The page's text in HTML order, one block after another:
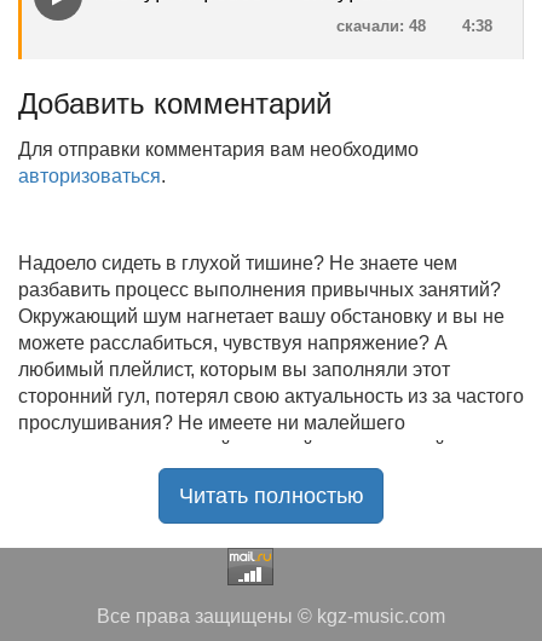
4:38
скачали: 48
Добавить комментарий
Для отправки комментария вам необходимо
авторизоваться.
Надоело сидеть в глухой тишине? Не знаете чем
разбавить процесс выполнения привычных занятий?
Окружающий шум нагнетает вашу обстановку и вы не
можете расслабиться, чувствуя напряжение? А
любимый плейлист, которым вы заполняли этот
сторонний гул, потерял свою актуальность из за частого
прослушивания? Не имеете ни малейшего
представления, где найти новый качественный контент
на замену старому? В таком случае вы обратились по
радостью приветствует своих старых и новых
чудесную подборку самых лучших песен всех времён
Читать полностью
Все права защищены © kgz-music.com